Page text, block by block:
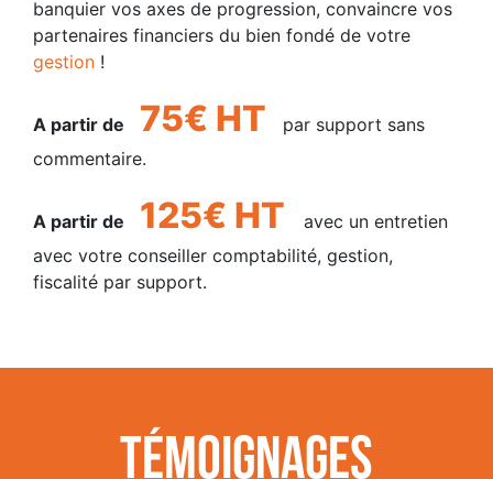
banquier vos axes de progression, convaincre vos
partenaires financiers du bien fondé de votre
gestion !
A partir de 75€ HT
par support sans
commentaire.
A partir de 125€ HT
avec un entretien
avec votre conseiller comptabilité, gestion,
fiscalité par support.
Témoignages